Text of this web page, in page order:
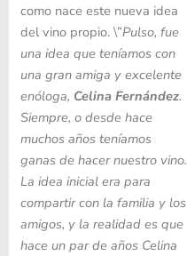
como nace este nueva idea
del vino propio. \”Pulso, fue
una idea que teníamos con
una gran amiga y excelente
enóloga, Celina Fernández.
Siempre, o desde hace
muchos años teníamos
ganas de hacer nuestro vino.
La idea inicial era para
compartir con la familia y los
amigos, y la realidad es que
hace un par de años Celina